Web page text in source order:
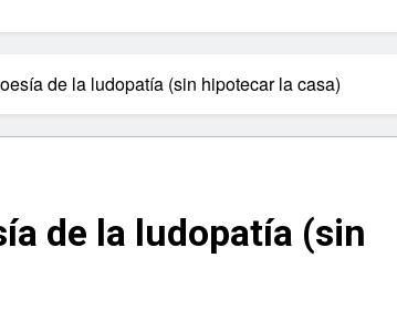
de la ludopatía (sin hipotecar la casa)
de la ludopatía (sin